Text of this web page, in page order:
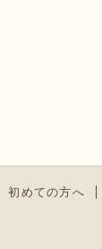
初めての方へ